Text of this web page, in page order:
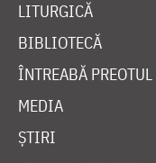
LITURGICĂ
BIBLIOTECĂ
ÎNTREABĂ PREOTUL
MEDIA
ȘTIRI